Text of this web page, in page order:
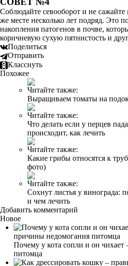
Соблюдайте севооборот и не
же месте несколько лет подряд. Это
накопления патогенов в почве,
коричневую сухую пятнистость и
Поделиться
Отправить
Класснуть
Похожее
Читайте также:
Выращиваем томаты на
Читайте также:
Что делать если у перцев
происходит, как лечить
Читайте также:
Какие грибы относятся к
фото)
Читайте также:
Сохнут листья у винограда:
и чем лечить
Добавить комментарий
Новое
Почему у кота сопли и он
питомца